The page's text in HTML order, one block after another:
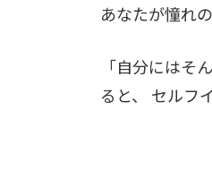
あなたが憧れ
「自分にはそ
ると、 セルフ